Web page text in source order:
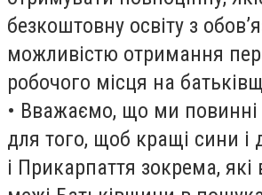
безкоштовну освіту з
можливістю отримання
робочого місця на
• Вважаємо, що ми повинні
для того, щоб кращі сини і
і Прикарпаття зокрема, які